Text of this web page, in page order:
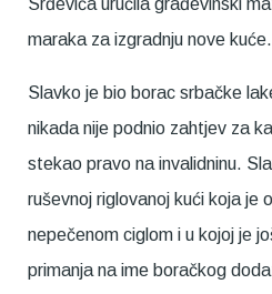
maraka za izgradnju nove kuće.
Slavko je bio borac srbačke
nikada nije podnio zahtjev za
stekao pravo na invalidninu.
ruševnoj riglovanoj kući koja je
nepečenom ciglom i u kojoj je
primanja na ime boračkog